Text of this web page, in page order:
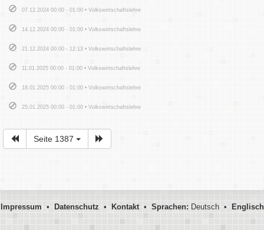
07.12.2024 00:00 - 01:00 • Volkswirtschaftslehre
14.12.2024 00:00 - 01:00 • Volkswirtschaftslehre
21.12.2024 00:00 - 12:13 • Volkswirtschaftslehre
11.01.2025 00:00 - 01:00 • Volkswirtschaftslehre
18.01.2025 00:00 - 01:00 • Volkswirtschaftslehre
25.01.2025 00:00 - 01:00 • Volkswirtschaftslehre
Seite 1387
Impressum • Datenschutz • Kontakt• Sprachen:Deutsch • Englisch